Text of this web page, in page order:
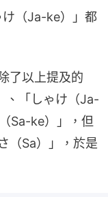
（Ja-ke）」都
了以上提及的
、「しゃけ（Ja-
Sa-ke）」，但
（Sa）」，於是